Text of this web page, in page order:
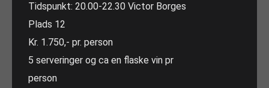
Tidspunkt: 20.00-22.30 Victor Borges
Plads 12
Kr. 1.750,- pr. person
5 serveringer og ca en flaske vin pr
person